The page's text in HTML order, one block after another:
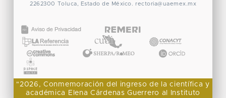
2262300 Toluca, Estado de México. rectoria@uaemex.mx
"2026, Conmemoración del ingreso de la científica y
académica Elena Cárdenas Guerrero al Instituto